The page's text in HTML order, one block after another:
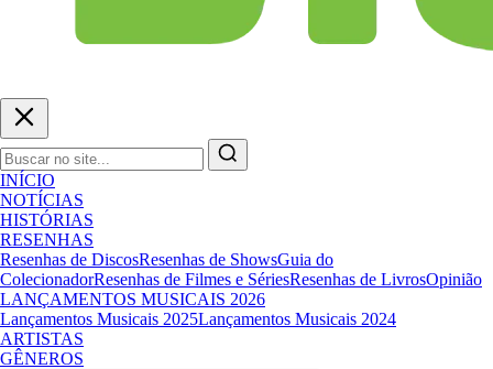
INÍCIO
NOTÍCIAS
HISTÓRIAS
RESENHAS
Resenhas de DiscosResenhas de ShowsGuia do
ColecionadorResenhas de Filmes e SériesResenhas de LivrosOpinião
LANÇAMENTOS MUSICAIS 2026
Lançamentos Musicais 2025Lançamentos Musicais 2024
ARTISTAS
GÊNEROS